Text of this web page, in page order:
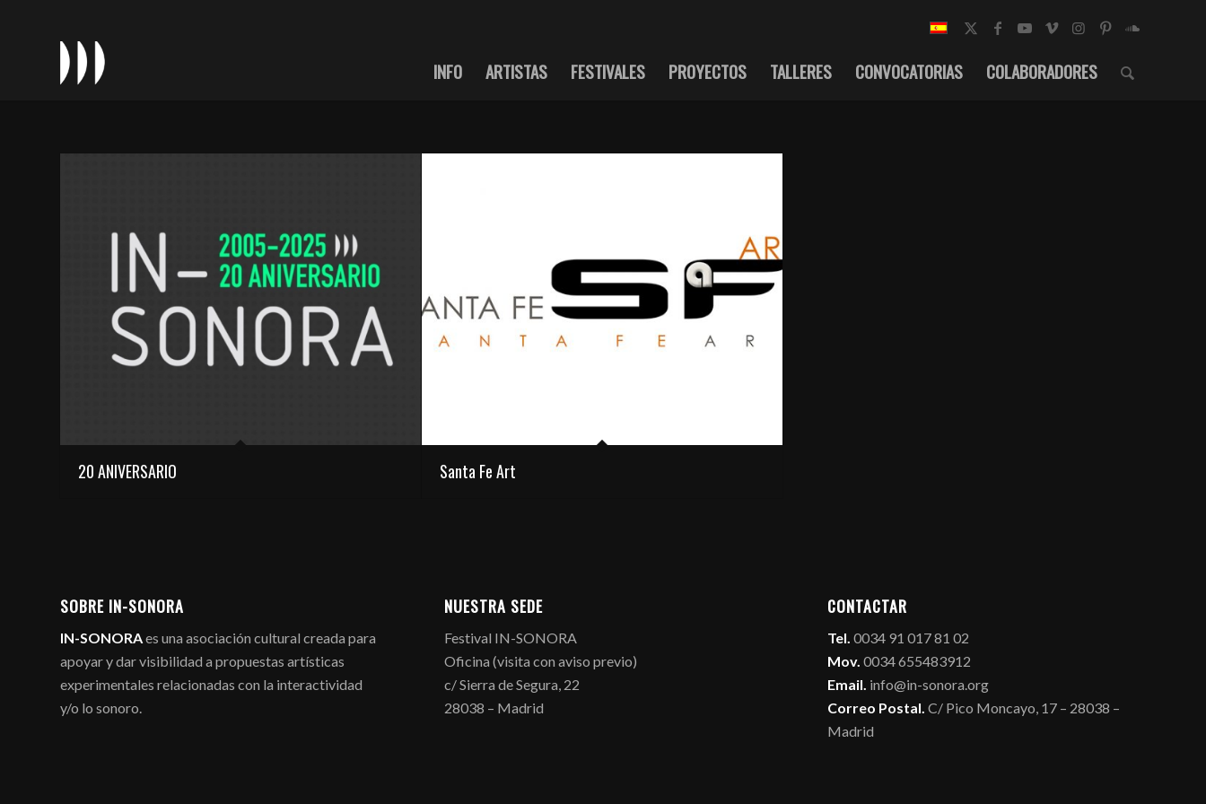
INFO ARTISTAS FESTIVALES PROYECTOS TALLERES CONVOCATORIAS COLABORADORES
20 ANIVERSARIO Santa Fe Art
SOBRE IN-SONORA
IN-SONORAes una asociación cultural creada para
apoyar y dar visibilidad a propuestas artísticas
experimentales relacionadas con la interactividad
y/o lo sonoro.
NUESTRA SEDE
Festival IN-SONORA
Oficina (visita con aviso previo)
c/ Sierra de Segura, 22
28038 – Madrid
CONTACTAR
Tel. 0034 91 017 81 02
Mov. 0034 655483912
Email. info@in-sonora.org
Correo Postal. C/ Pico Moncayo, 17 – 28038 –
Madrid